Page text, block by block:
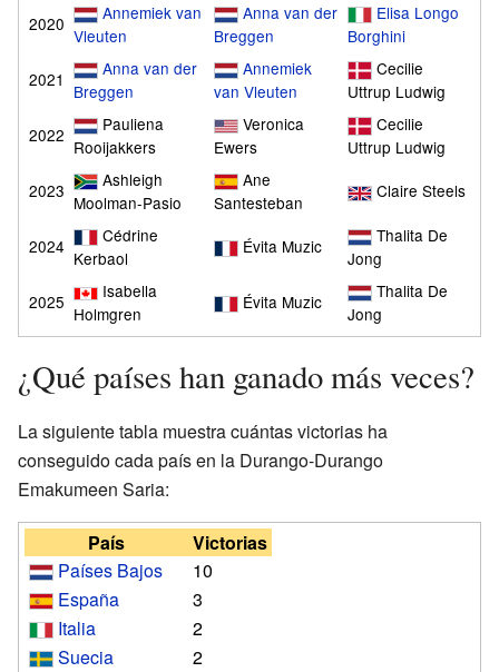
2020
Annemiek van
Vleuten
Anna van der
Breggen
Elisa Longo
Borghini
2021
Anna van der
Breggen
Annemiek
van Vleuten
Cecilie
Uttrup Ludwig
2022
Pauliena
Rooijakkers
Veronica
Ewers
Cecilie
Uttrup Ludwig
2023
Ashleigh
Moolman-Pasio
Ane
Santesteban
Claire Steels
2024
Cédrine
Kerbaol
Évita Muzic
Thalita De
Jong
2025
Isabella
Holmgren
Évita Muzic
Thalita De
Jong
¿Qué países han ganado más veces?
La siguiente tabla muestra cuántas victorias ha
conseguido cada país en la Durango-Durango
Emakumeen Saria:
País
Victorias
Países Bajos
10
España
3
Italia
2
Suecia
2